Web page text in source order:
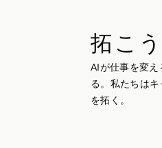
拓こう
AIが仕事を変
る。私たちは
を拓く。